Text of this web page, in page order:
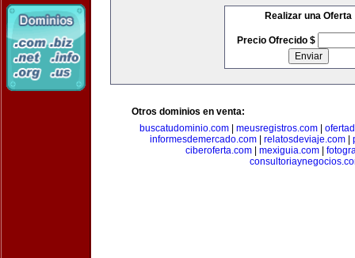
Realizar una Oferta
Precio Ofrecido $
Otros dominios en venta:
buscatudominio.com| meusregistros.com|
informesdemercado.com| relatosdeviaje.com|
ciberoferta.com
mexiguia.com